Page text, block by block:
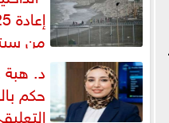
المواطن...
من
المغرب... وارتفاعد. هبة
حكم